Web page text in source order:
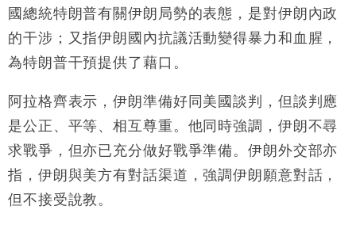
15:47
財經｜恒隆10月換帥 玩具「反」斗城亞洲CEO蔡德
粦接任
15:11
財經｜韓股反覆波動收跌 連挫7周創逾3年最長跌勢
差達1125億美元
12:44
財經｜日本春季三度入市撐日圓 4月單日斥6.28萬億
日圓干預創新高
11:12
國際｜特朗普料美伊戰事快結束 承認部分彈藥庫存緊
張
15:59
財經｜SA售股自救後再出手 斥4億美元押注未上市公
國總統特朗普有關伊朗局勢的表態，是對伊朗內政
的干涉；又指伊朗國內抗議活動變得暴力和血腥，
為特朗普干預提供了藉口。
阿拉格齊表示，伊朗準備好同美國談判，但談判應
是公正、平等、相互尊重。他同時強調，伊朗不尋
求戰爭，但亦已充分做好戰爭準備。伊朗外交部亦
指，伊朗與美方有對話渠道，強調伊朗願意對話，
但不接受說教。